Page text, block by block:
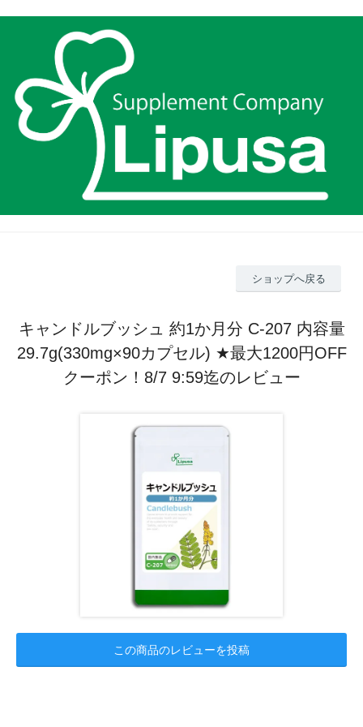
ショップへ戻る
キャンドルブッシュ 約1か月分 C-207 内容量
29.7g(330mg×90カプセル) ★最大1200円OFF
クーポン！8/7 9:59迄のレビュー
この商品のレビューを投稿